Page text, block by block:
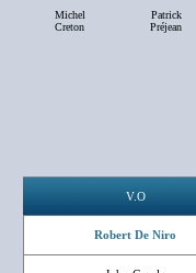
Michel
Creton
Patrick
Préjean
V.O
Robert De Niro